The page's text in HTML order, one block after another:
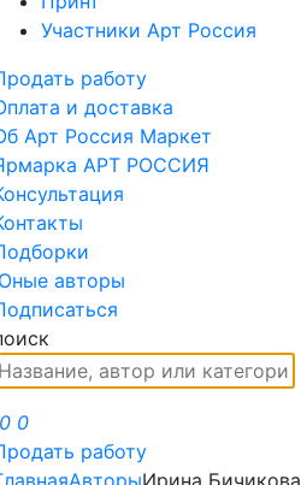
Участники Арт Россия
работу
и доставка
Арт Россия Маркет
АРТ РОССИЯ
авторы
0 0
работу
АвторыИрина Бичикова